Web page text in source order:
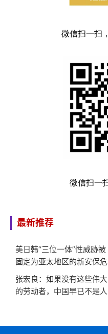
微信扫一扫
微信扫一
最新推荐
美日韩“三位一体”性威胁被
固定为亚太地区的新安保危
机
张宏良：如果没有这些伟大
的劳动者，中国早已不是人